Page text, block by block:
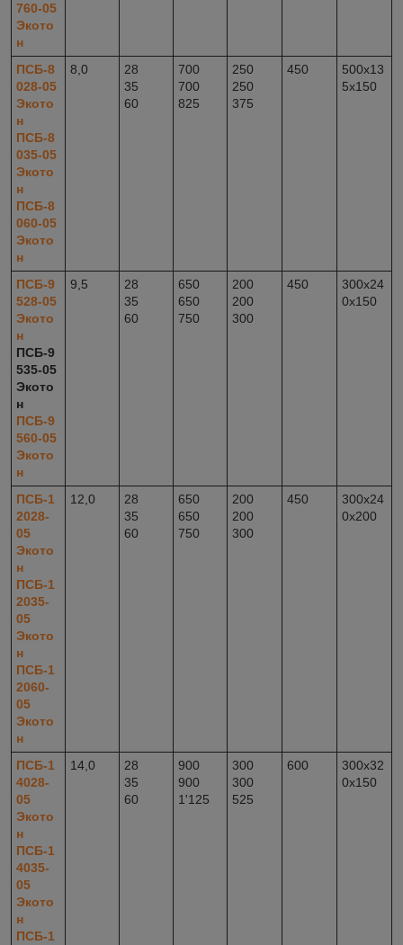
760-05
Экото
н
ПСБ-8
028-05
Экото
н
ПСБ-8
035-05
Экото
н
ПСБ-8
060-05
Экото
н
8,0
28
35
60
700
700
825
250
250
375
450
500x13
5x150
ПСБ-9
528-05
Экото
н
ПСБ-9
535-05
Экото
н
ПСБ-9
560-05
Экото
н
9,5
28
35
60
650
650
750
200
200
300
450
300x24
0x150
ПСБ-1
2028-
05
Экото
н
ПСБ-1
2035-
05
Экото
н
ПСБ-1
2060-
05
Экото
н
12,0
28
35
60
650
650
750
200
200
300
450
300x24
0x200
ПСБ-1
4028-
05
Экото
н
ПСБ-1
4035-
05
Экото
н
ПСБ-1
14,0
28
35
60
900
900
1'125
300
300
525
600
300x32
0x150